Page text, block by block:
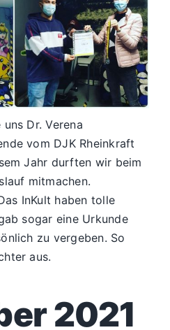
Dr. Verena
vom DJK Rheinkraft
Jahr durften wir beim
mitmachen.
InKult haben tolle
sogar eine Urkunde
zu vergeben. So
aus.
2021